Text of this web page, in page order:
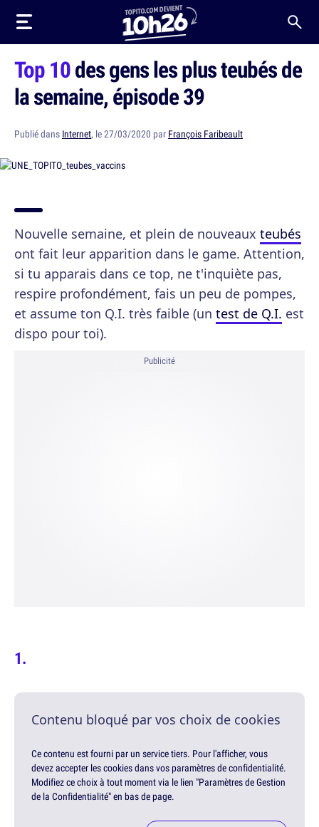
Top 10des gens les plus teubés de
la semaine, épisode 39
Publié dans Internet, le 27/03/2020 par François Faribeault
Nouvelle semaine, et plein de nouveaux teubés
ont fait leur apparition dans le game. Attention,
si tu apparais dans ce top, ne t'inquiète pas,
respire profondément, fais un peu de pompes,
et assume ton Q.I. très faible (un test de Q.I. est
dispo pour toi).
Publicité
Contenu bloqué par vos choix de cookies
Ce contenu est fourni par un service tiers. Pour l'afficher, vous
devez accepter les cookies dans vos paramètres de confidentialité.
Modifiez ce choix à tout moment via le lien "Paramètres de Gestion
de la Confidentialité" en bas de page.